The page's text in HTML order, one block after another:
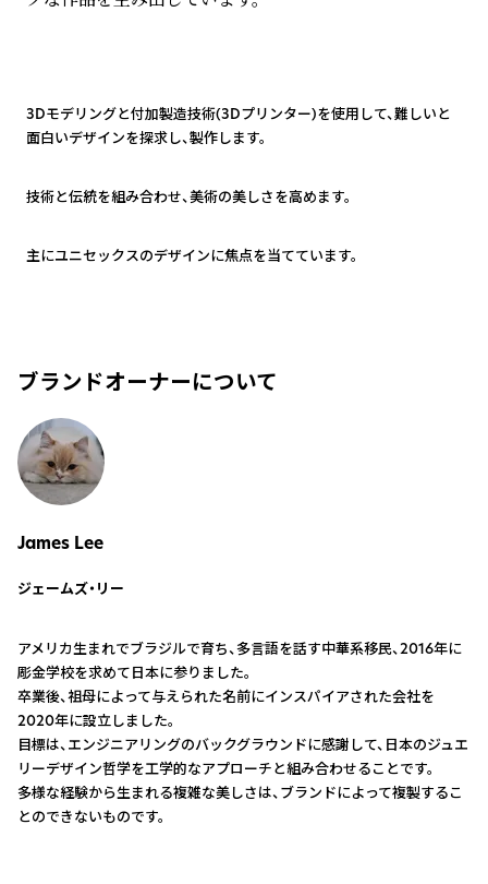
3Dモデリングと付加製造技術(3Dプリンター)を使用して、難しいと
面白いデザインを探求し、製作します。
技術と伝統を組み合わせ、美術の美しさを高めます。
主にユニセックスのデザインに焦点を当てています。
ブランドオーナーについて
James Lee
ジェームズ・リー
アメリカ生まれでブラジルで育ち、多言語を話す中華系移民、2016年に
彫金学校を求めて日本に参りました。
卒業後、祖母によって与えられた名前にインスパイアされた会社を
2020年に設立しました。
目標は、エンジニアリングのバックグラウンドに感謝して、日本のジュエ
リーデザイン哲学を工学的なアプローチと組み合わせることです。
多様な経験から生まれる複雑な美しさは、ブランドによって複製するこ
とのできないものです。